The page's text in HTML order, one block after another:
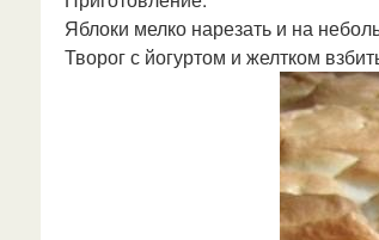
Яблоки мелко нарезать и на
Творог с йогуртом и желтком